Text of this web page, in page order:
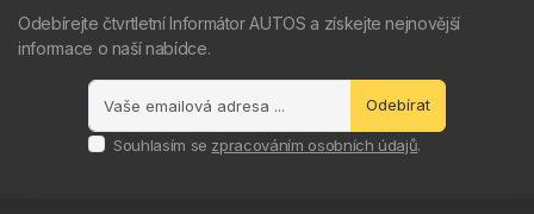
Odebírejte čtvrtletní Informátor AUTOS a získejte nejnovější
informace o naší nabídce.
Odebírat
Souhlasím se zpracováním osobních údajů.